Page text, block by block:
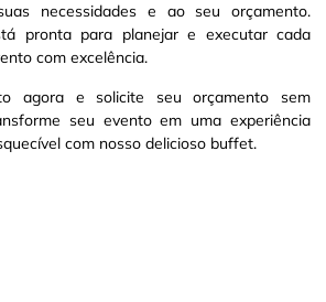
necessidades e ao seu orçamento.
pronta para planejar e executar cada
com excelência.
agora e solicite seu orçamento sem
seu evento em uma experiência
com nosso delicioso buffet.